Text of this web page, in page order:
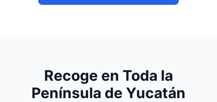
Recoge en Toda la
Península de Yucatán